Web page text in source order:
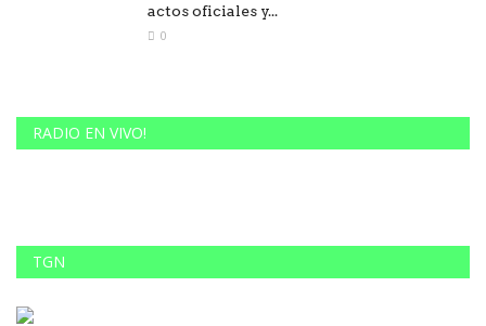
actos oficiales y...
0
RADIO EN VIVO!
TGN